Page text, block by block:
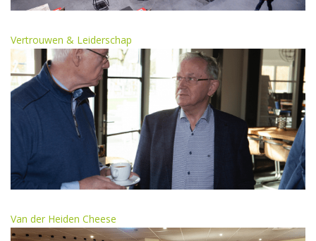
Vertrouwen & Leiderschap
Van der Heiden Cheese